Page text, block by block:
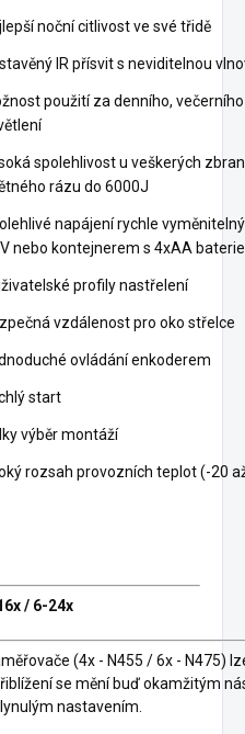
noční citlivost ve své třidě
IR přísvit s neviditelnou
použití za denního,
spolehlivost u veškerých
rázu do 6000J
napájení rychle
nebo kontejnerem s 4xAA
profily nastřelení
vzdálenost pro oko střelce
ovládání enkoderem
start
výběr montáží
rozsah provozních teplot (-20
/ 6-24x
(4x - N455 / 6x - N475)
se mění buď okamžitým
nastavením.